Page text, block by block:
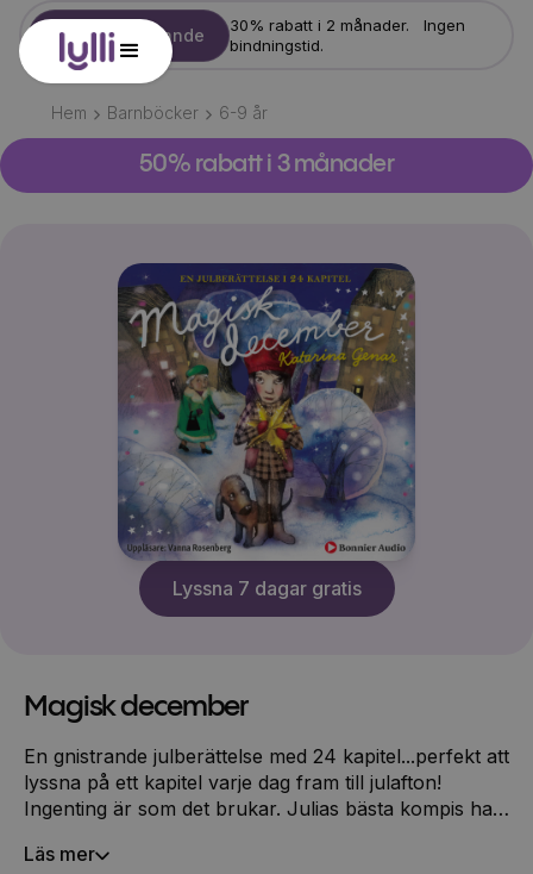
Starta erbjudande
30% rabatt i 2 månader. Ingen
bindningstid.
Hem Barnböcker 6-9 år
50% rabatt i 3 månader
Lyssna 7 dagar gratis
Magisk december
En gnistrande julberättelse med 24 kapitel...perfekt att
lyssna på ett kapitel varje dag fram till julafton!
Ingenting är som det brukar. Julias bästa kompis har
jobbar. Hon är inte ens säker på att det kommer att
Läs mer